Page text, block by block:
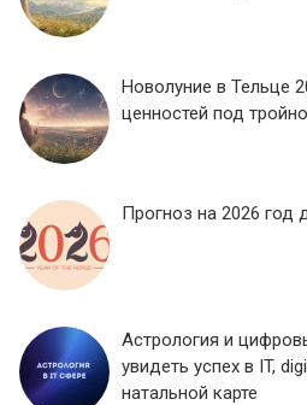
Новолуние в Тельце
ценностей под
Прогноз на 2026 год
Астрология и
увидеть успех в IT,
натальной карте